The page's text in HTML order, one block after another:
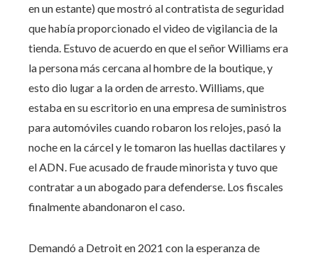
en un estante) que mostró al contratista de seguridad
que había proporcionado el video de vigilancia de la
tienda. Estuvo de acuerdo en que el señor Williams era
la persona más cercana al hombre de la boutique, y
esto dio lugar a la orden de arresto. Williams, que
estaba en su escritorio en una empresa de suministros
para automóviles cuando robaron los relojes, pasó la
noche en la cárcel y le tomaron las huellas dactilares y
el ADN. Fue acusado de fraude minorista y tuvo que
contratar a un abogado para defenderse. Los fiscales
finalmente abandonaron el caso.
Demandó a Detroit en 2021 con la esperanza de